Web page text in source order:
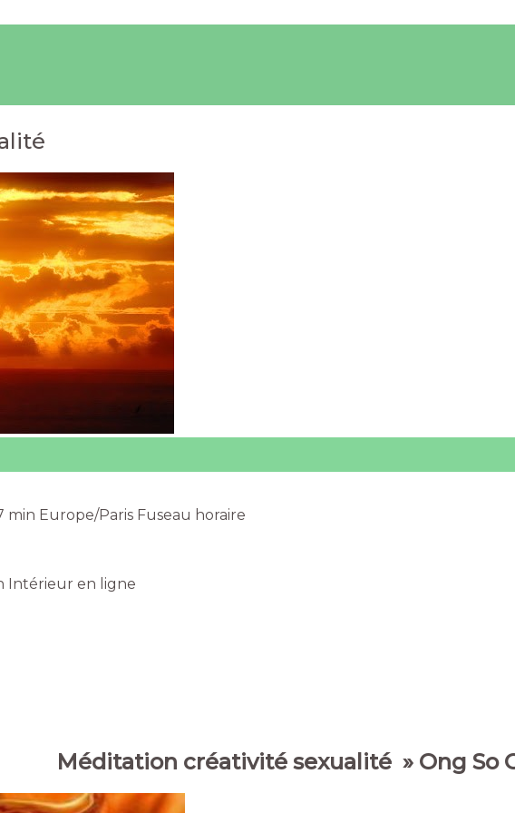
Mantra »
min Europe/Paris Fuseau horaire
Intérieur en ligne
Méditation créativité sexualité » Ong So